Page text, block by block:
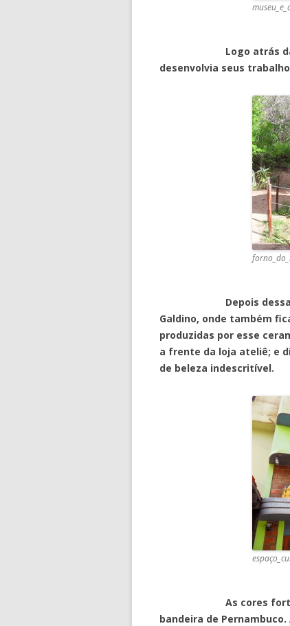
Logo atrás da casa,
desenvolvia seus
Depois dessa
Galdino, onde também
produzidas por esse
a frente da loja ateliê; e
de beleza indescritível.
As cores fortes de
bandeira de